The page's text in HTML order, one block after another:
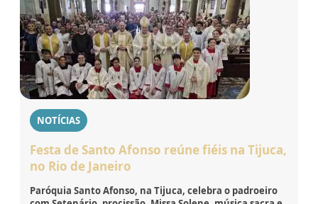
NOTÍCIAS
Festa de Santo Afonso reúne fiéis na Tijuca,
no Rio de Janeiro
Paróquia Santo Afonso, na Tijuca, celebra o padroeiro